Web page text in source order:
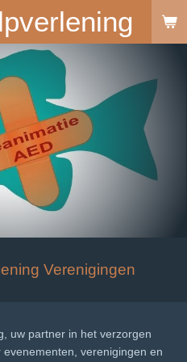
Verenigingen
uw partner in het verzorgen
verenigingen en